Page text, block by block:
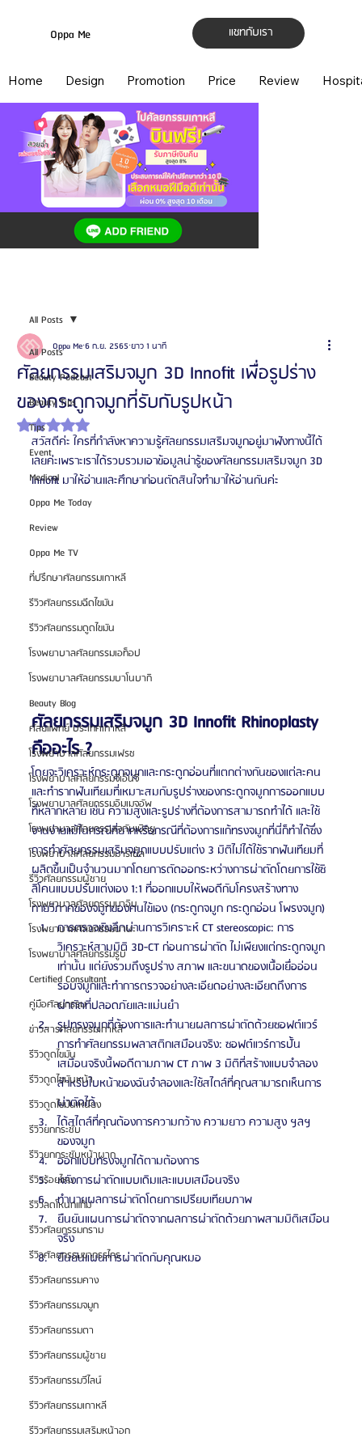
แชทกับเรา
Oppa Me
Home Design Promotion Price Review
All Posts
Beauty Podcast
Beauty Tips
Tips
Event
Medical
Oppa Me Today
Review
Oppa Me TV
ที่ปรึกษาศัลยกรรมเกาหลี
รีวิวศัลยกรรมฉีดไขมัน
รีวิวศัลยกรรมดูดไขมัน
โรงพยาบาลศัลยกรรมเอท็อป
โรงพยาบาลศัลยกรรมบาโนบากิ
Beauty Blog
ศัลยแพทย์ ประเทศเกาหลี
โรงพยาบาลศัลยกรรมเฟรช
โรงพยาบาลศัลยกรรมจีเอ็นจี
โรงพยาบาลศัลยกรรมอิมเมจอัพ
โรงพยาบาลศัลยกรรมเจดับเบิลยู
โรงพยาบาลศัลยกรรมมาร์เบิ้ล
รีวิวศัลยกรรมผู้ชาย
โรงพยาบาลศัลยกรรมมาอิน
โรงพยาบาลศัลยกรรมนานะ
โรงพยาบาลศัลยกรรมรูบี
Certified Consultant
คู่มือศัลยกรรม
ข่าวสารศัลยกรรมเกาหลี
รีวิวดูดไขมัน
รีวิวดูดไขมันหน้า
รีวิวดูดไขมันเหนียง
รีวิวยกกระชับ
รีวิวยกกระชับหน้าผาก
รีวิวร้อยไหม
รีวิวลดโหนกแก้ม
รีวิวศัลยกรรมกราม
รีวิวศัลยกรรมขากรรไกร
รีวิวศัลยกรรมคาง
รีวิวศัลยกรรมจมูก
รีวิวศัลยกรรมตา
รีวิวศัลยกรรมผู้ชาย
รีวิวศัลยกรรมวีไลน์
รีวิวศัลยกรรมเกาหลี
รีวิวศัลยกรรมเสริมหน้าอก
All Posts
ศัลยกรรมเสริมจมูก 3D Innofit เพื่อรูปร่าง
ของกระดูกจมูกที่รับกับรูปหน้า
Oppa Me6 ก.ย. 2565 ยาว 1 นาที
ได้รับ NaN เต็ม 5 ดาว
สวัสดีค่ะ ใครที่กำลังหาความรู้ศัลยกรรมเสริมจมูกอยู่มาฟังทางนี้ได้
เลยค่ะเพราะเราได้รวบรวมเอาข้อมูลน่ารู้ของศัลยกรรมเสริมจมูก 3D
Innofit มาให้อ่านและศึกษาก่อนตัดสินใจทำมาให้อ่านกันค่ะ
ศัลยกรรมเสริมจมูก 3D Innofit Rhinoplasty
คืออะไร ?
โดยจะวิเคราะห์กระดูกจมูกและกระดูกอ่อนที่แตกต่างกันของแต่ละคน
และทำรากฟันเทียมที่เหมาะสมกับรูปร่างของกระดูกจมูกการออกแบบ
ที่หลากหลาย เช่น ความสูงและรูปร่างที่ต้องการสามารถทำได้ และใช้
งานง่ายแม้ในกรณีที่ยากหรือกรณีที่ต้องการแก้ทรงจมูกที่นี่ก็ทำได้ซึ่ง
การทำศัลยกรรมเสริมจมูกแบบปรับแต่ง 3 มิติไม่ได้ใช้รากฟันเทียมที่
ผลิตขึ้นเป็นจำนวนมากโดยการตัดออกระหว่างการผ่าตัดโดยการใช้ซิ
ลิโคนแบบปรับแต่งเอง 1:1 ที่ออกแบบให้พอดีกับโครงสร้างทาง
กายวิภาคของจมูกของคนไข้เอง (กระดูกจมูก กระดูกอ่อน โพรงจมูก)
การตรวจเชิงลึกผ่านการวิเคราะห์ CT stereoscopic: การ
วิเคราะห์สามมิติ 3D-CT ก่อนการผ่าตัด ไม่เพียงแต่กระดูกจมูก
เท่านั้น แต่ยังรวมถึงรูปร่าง สภาพ และขนาดของเนื้อเยื่ออ่อน
รอบจมูกและทำการตรวจอย่างละเอียดอย่างละเอียดถึงการ
ผ่าตัดที่ปลอดภัยและแม่นยำ
รูปทรงจมูกที่ต้องการและทำนายผลการผ่าตัดด้วยซอฟต์แวร์
การทำศัลยกรรมพลาสติกเสมือนจริง: ซอฟต์แวร์การปั้น
เสมือนจริงนี้พอดีตามภาพ CT ภาพ 3 มิติที่สร้างแบบจำลอง
สำหรับใบหน้าของฉันจำลองและใช้สไตล์ที่คุณสามารถเห็นการ
ผ่าตัดได้
ได้สไตล์ที่คุณต้องการความกว้าง ความยาว ความสูง ฯลฯ
ของจมูก
ออกแบบทรงจมูกได้ตามต้องการ
หลังการผ่าตัดแบบเดิมและแบบเสมือนจริง
ทำนายผลการผ่าตัดโดยการเปรียบเทียบภาพ
ยืนยันแผนการผ่าตัดจากผลการผ่าตัดด้วยภาพสามมิติเสมือน
จริง
ยืนยันแผนการผ่าตัดกับคุณหมอ